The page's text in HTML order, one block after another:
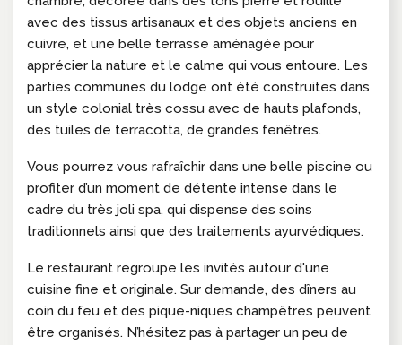
avec des tissus artisanaux et des objets anciens en
cuivre, et une belle terrasse aménagée pour
apprécier la nature et le calme qui vous entoure. Les
parties communes du lodge ont été construites dans
un style colonial très cossu avec de hauts plafonds,
des tuiles de terracotta, de grandes fenêtres.
Vous pourrez vous rafraîchir dans une belle piscine ou
profiter d’un moment de détente intense dans le
cadre du très joli spa, qui dispense des soins
traditionnels ainsi que des traitements ayurvédiques.
Le restaurant regroupe les invités autour d'une
cuisine fine et originale. Sur demande, des dîners au
coin du feu et des pique-niques champêtres peuvent
être organisés. N’hésitez pas à partager un peu de